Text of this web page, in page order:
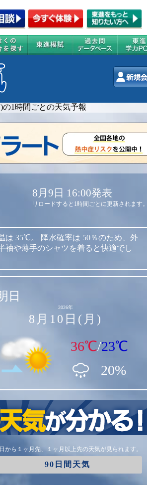
の1時間ごとの天気予報
8月9日 16:00発表
リロードすると1時間ごとに更新されます。
は 35℃。 降水確率は 50％のため、外
袖や薄手のシャツを着ると快適でし
日
2026年
8月10日(月)
36℃/23℃
20%
から１ヶ月先、１ヶ月以上先の天気が見られます。
90日間天気